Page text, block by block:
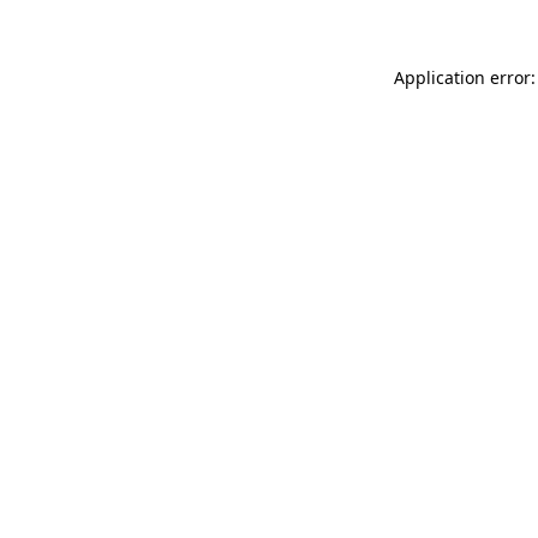
Application